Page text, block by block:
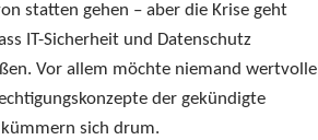
statten gehen – aber die Krise geht
IT-Sicherheit und Datenschutz
Vor allem möchte niemand wertvolle
der gekündigte
sich drum.